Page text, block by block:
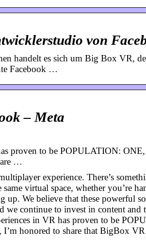
von
handelt es sich um Big Box VR,
Facebook …
– Meta
proven to be POPULATION:
…
experience. There’s
virtual space, whether you’re
We believe that these powerful
continue to invest in content and
in VR has proven to be
honored to share that BigBox